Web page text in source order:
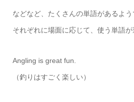
などなど、たくさんの単語があるよう
それぞれに場面に応じて、使う単語が
Angling is great fun.
（釣りはすごく楽しい）